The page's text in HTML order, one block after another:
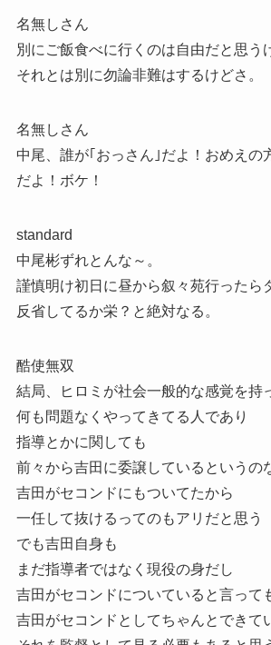
名無しさん
別にご飯食べに行くのは自由だと思う
それとは別に勿論非難はするけどさ。
名無しさん
中尾、誰が｢おっさん｣だよ！おめえの
だよ！ボケ！
standard
中尾彬ずれとんな～。
謹慎明け初日に昼から叙々苑行ったら
反省してるか栄？と絶対なる。
酷使無双
結局、ヒロミが社会一般的な感覚を持
何も問題なくやってきてる人であり
指導とかに関しても
前々から吉田に委譲しているというの
吉田がセコンドにもついてたから
一任して抜けるってのもアリだと思う
でも吉田自身も
まだ指導者ではなく現役の身だし
吉田がセコンドについていると言って
吉田がセコンドとしてちゃんとできて